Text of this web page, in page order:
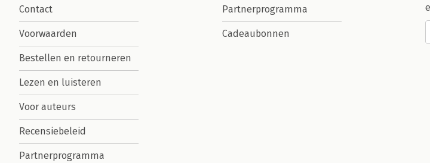
Contact
Voorwaarden
Bestellen en retourneren
Lezen en luisteren
Voor auteurs
Recensiebeleid
Partnerprogramma
Partnerprogramma
Cadeaubonnen